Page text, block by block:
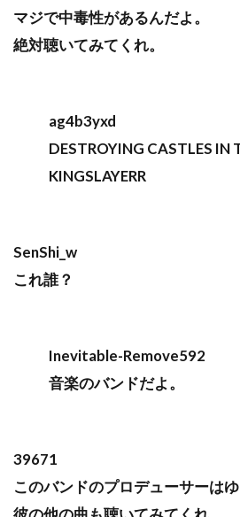
マジで中毒性があるんだよ。
絶対聴いてみてくれ。
ag4b3yxd
DESTROYING CASTLES IN
KINGSLAYERR
SenShi_w
これ誰？
Inevitable-Remove592
音楽のバンドだよ。
39671
このバンドのプロデューサーはゆ